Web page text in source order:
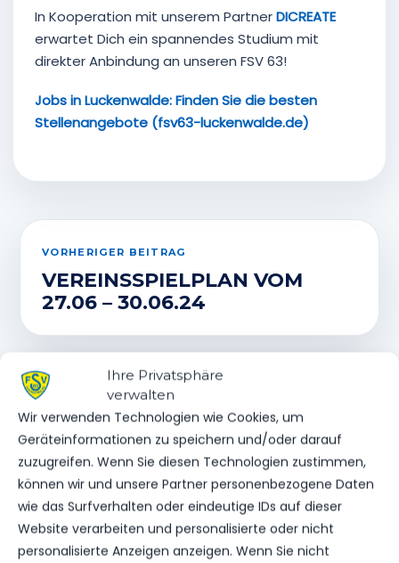
Ihre Privatsphäre
verwalten
Wir verwenden Technologien wie Cookies, um
Geräteinformationen zu speichern und/oder darauf
zuzugreifen. Wenn Sie diesen Technologien zustimmen,
können wir und unsere Partner personenbezogene Daten
wie das Surfverhalten oder eindeutige IDs auf dieser
Website verarbeiten und personalisierte oder nicht
personalisierte Anzeigen anzeigen. Wenn Sie nicht
In Kooperation mit unserem PartnerDICREATE
erwartet Dich ein spannendes Studium mit
direkter Anbindung an unseren FSV 63!
Jobs in Luckenwalde: Finden Sie die besten
Stellenangebote (fsv63-luckenwalde.de)
VORHERIGER BEITRAG
VEREINSSPIELPLAN VOM
27.06 – 30.06.24
NÄCHSTER BEITRAG
HERTHA 03 ZEHLENDORF
GEWINNT GROSSES S
OMMERTURNIER DER F-J
UNIOREN